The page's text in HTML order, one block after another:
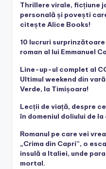
Thrillere virale, ficțiune
personală și povești
citește Alice Books!
10 lucruri
roman al lui Emmanuel
Line-up-ul complet al
Ultimul weekend din
Verde, la Timișoara!
Lecții de viață, despre
în domeniul doliului de
Romanul pe care vei
„Crima din Capri”, o
insulă a Italiei, unde
mortal.